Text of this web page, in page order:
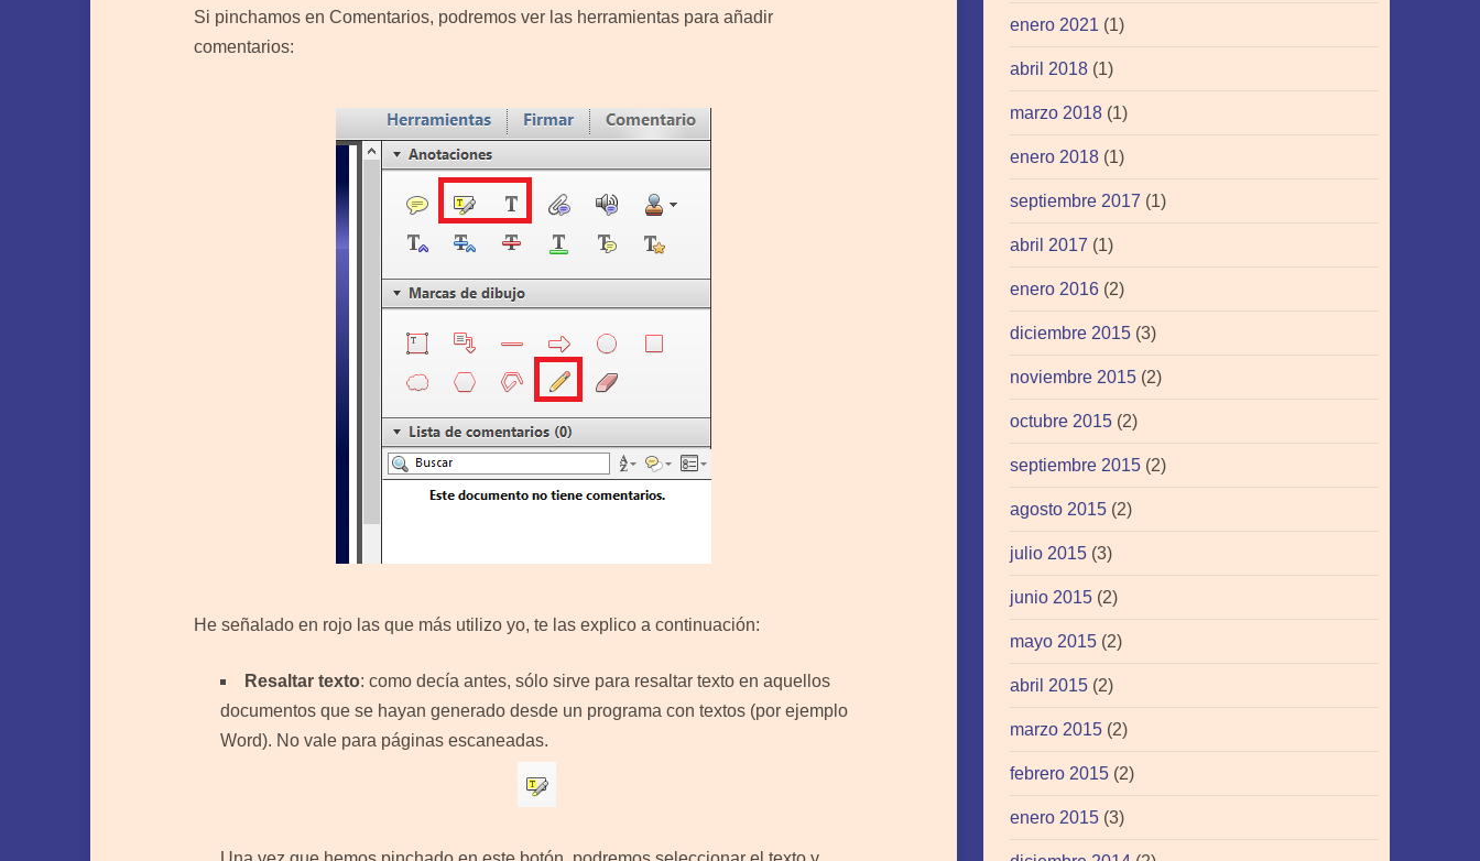
Si pinchamos en Comentarios, podremos ver las herramientas para añadir
comentarios:
He señalado en rojo las que más utilizo yo, te las explico a continuación:
Resaltar texto: como decía antes, sólo sirve para resaltar texto en aquellos
documentos que se hayan generado desde un programa con textos (por ejemplo
Word). No vale para páginas escaneadas.
enero 2021 (1)
abril 2018 (1)
marzo 2018 (1)
enero 2018 (1)
septiembre 2017 (1)
abril 2017 (1)
enero 2016 (2)
diciembre 2015 (3)
noviembre 2015 (2)
octubre 2015 (2)
septiembre 2015 (2)
agosto 2015 (2)
julio 2015 (3)
junio 2015 (2)
mayo 2015 (2)
abril 2015 (2)
marzo 2015 (2)
febrero 2015 (2)
enero 2015 (3)